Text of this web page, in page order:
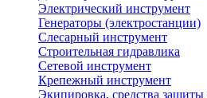
Электрический инструмент
Генераторы (электростанции)
Слесарный инструмент
Строительная гидравлика
Сетевой инструмент
Крепежный инструмент
Экипировка, средства защиты